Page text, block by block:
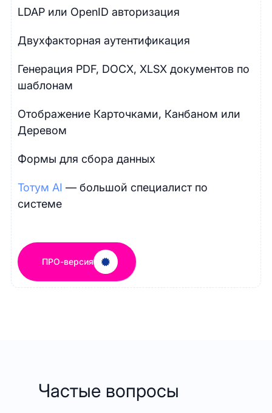
LDAP или OpenID авторизация
Двухфакторная аутентификация
Генерация PDF, DOCX, XLSX документов по
шаблонам
Отображение Карточками, Канбаном или
Деревом
Формы для сбора данных
Тотум AI — большой специалист по
системе
ПРО-версия
Частые вопросы